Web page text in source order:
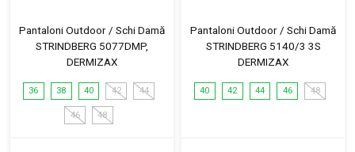
Pantaloni Outdoor / Schi Damă
STRINDBERG 5077DMP,
DERMIZAX
36 38 40 42 44
46 48
Pantaloni Outdoor / Schi Damă
STRINDBERG 5140/3 3S
DERMIZAX
40 42 44 46 48